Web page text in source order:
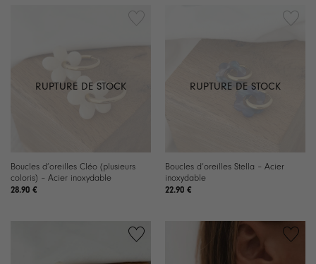
RUPTURE DE STOCK
Boucles d’oreilles Cléo (plusieurs
coloris) – Acier inoxydable
28.90 €
RUPTURE DE STOCK
Boucles d’oreilles Stella – Acier
inoxydable
22.90 €